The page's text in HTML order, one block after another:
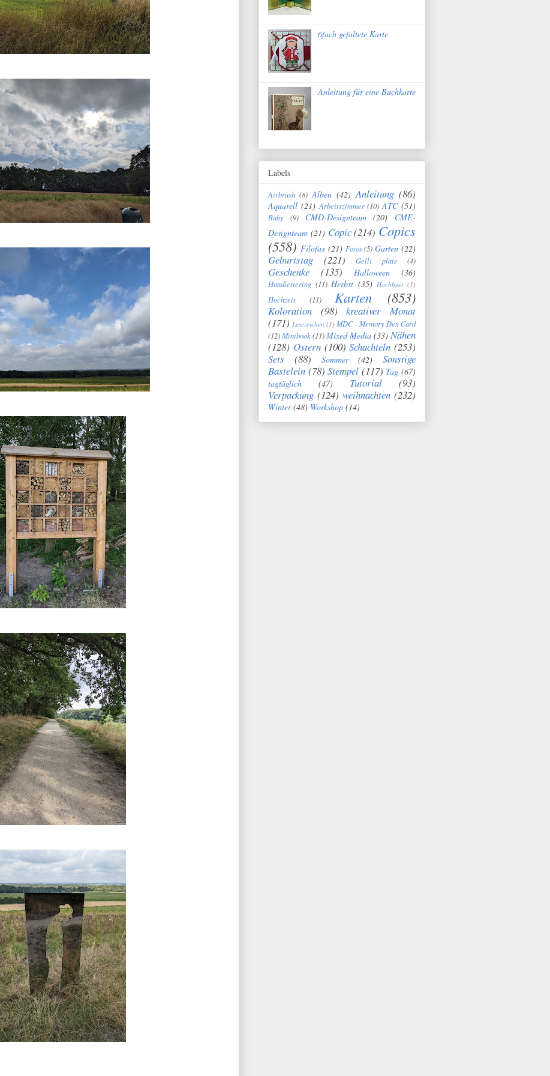
6fach gefaltete Karte
Anleitung für eine Buchkarte
Labels
Airbrush (8) Alben (42) Anleitung (86)
Aquarell (21) Arbeitszimmer (10) ATC (51)
Baby (9) CMD-Designteam (20)
CME-
Designteam (21) Copic (214) Copics
(558) Filofax (21) Fotos (5) Garten (22)
Geburtstag (221) Gelli plate (4)
Geschenke (135) Halloween (36)
Handlettering (11) Herbst (35) Hochbeet (1)
Hochzeit (11) Karten (853)
Koloration (98)
kreativer Monat
(171) Lesezeichen (1) MDC - Memory Dex Card
(12)Minibook(11) Mixed Media (33) Nähen
(128) Ostern (100) Schachteln (253)
Sets
(88) Sommer (42)
Sonstige
Bastelein (78) Stempel (117) Tag (67)
tagtäglich
(47) Tutorial
(93)
Verpackung (124) weihnachten (232)
Winter (48) Workshop (14)